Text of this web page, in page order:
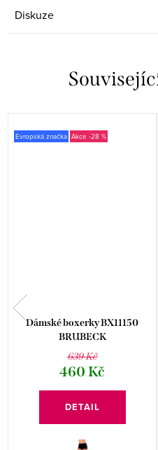
Diskuze
Evropská značka -28 %
Dámské boxerky BX11150
BRUBECK
639 Kč
460 Kč
DETAIL